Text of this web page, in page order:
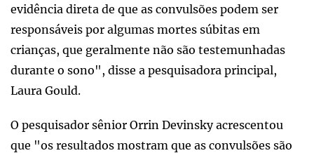
evidência direta de que as convulsões podem ser
responsáveis por algumas mortes súbitas em
crianças, que geralmente não são testemunhadas
durante o sono", disse a pesquisadora principal,
Laura Gould.
O pesquisador sênior Orrin Devinsky acrescentou
que "os resultados mostram que as convulsões são